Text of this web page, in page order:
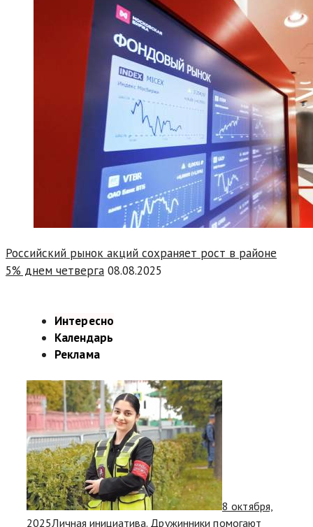
Российский рынок акций сохраняет рост в районе
5% днем четверга 08.08.2025
Интересно
Календарь
Реклама
8 октября,
2025Личная инициатива. Дружинники помогают